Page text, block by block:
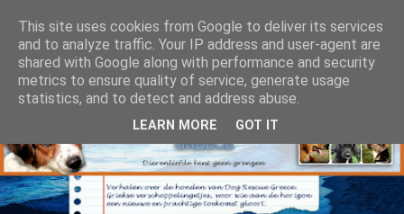
This site uses cookies from Google to deliver its services
and to analyze traffic. Your IP address and user-agent are
shared with Google along with performance and security
metrics to ensure quality of service, generate usage
statistics, and to detect and address abuse.
LEARN MORE GOT IT